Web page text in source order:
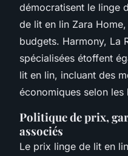
démocratisent le linge
de lit en lin Zara
budgets. Harmony, La
spécialisées étoffent
lit en lin, incluant des
économiques selon les
Politique de prix,
associés
Le prix linge de lit en